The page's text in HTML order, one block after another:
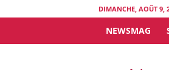
DIMANCHE, AOÛT 9,
NEWSMAG